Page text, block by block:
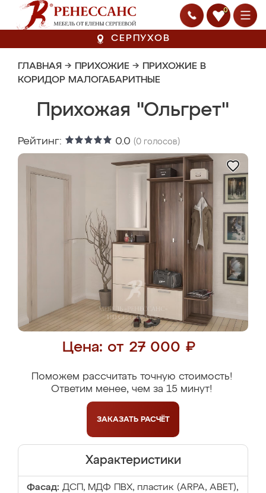
0
СЕРПУХОВ
ГЛАВНАЯ → ПРИХОЖИЕ → ПРИХОЖИЕ В
КОРИДОР МАЛОГАБАРИТНЫЕ
Прихожая "Ольгрет"
Рейтинг: 0.0 (0 голосов)
Цена: от 27 000 ₽
Поможем рассчитать точную стоимость!
Ответим менее, чем за 15 минут!
ЗАКАЗАТЬ РАСЧЁТ
Характеристики
Фасад: ДСП, МДФ ПВХ, пластик (ARPA, ABET),